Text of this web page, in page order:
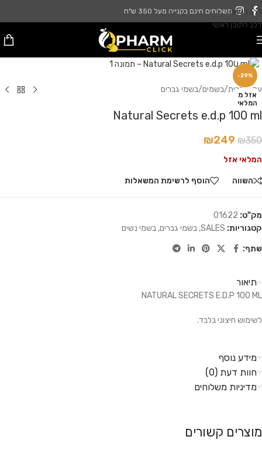
דלג לניווט
דלג לתוכן ראשי
משלוחים חינם בקנייה מעל 350 ש"ח
-29%
אזל מ
המלאי
עמוד הבית/בשמים/בשמי גברים
Natural Secrets e.d.p 100 ml
₪350
₪249
המלאי אזל
השווה הוסף לרשימת המשאלות
מק"ט: 01622
קטגוריות: SALES
, בשמי גברים, בשמי נשים
שתף:
תיאור
NATURAL SECRETS E.D.P 100 ML
לשימוש חיצוני בלבד.
מידע נוסף
חוות דעת (0)
מדיניות משלוחים
מוצרים קשורים